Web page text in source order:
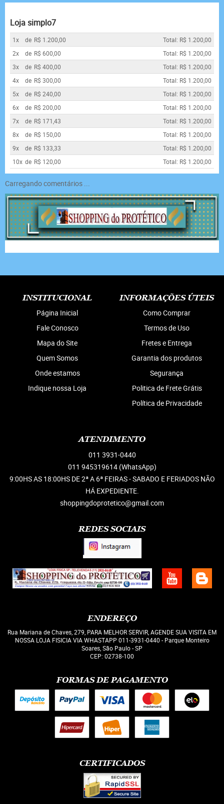
Loja simplo7
1x de R$ 1.200,00
Total: R$ 1.200,00
2x
de R$ 600,00
Total: R$ 1.200,00
3x
de R$ 400,00
Total: R$ 1.200,00
4x
de R$ 300,00
Total: R$ 1.200,00
5x
de R$ 240,00
Total: R$ 1.200,00
6x
de R$ 200,00
Total: R$ 1.200,00
7x
de R$ 171,43
Total: R$ 1.200,00
8x
de R$ 150,00
Total: R$ 1.200,00
9x
de R$ 133,33
Total: R$ 1.200,00
10x de R$ 120,00 Total: R$ 1.200,00
Carregando comentários ...
INSTITUCIONAL
Página Inicial
Fale Conosco
Mapa do Site
Quem Somos
Onde estamos
Indique nossa Loja
INFORMAÇÕES ÚTEIS
Como Comprar
Termos de Uso
Fretes e Entrega
Garantia dos produtos
Segurança
Politica de Frete Grátis
Política de Privacidade
ATENDIMENTO
011 3931-0440
011 945319614 (WhatsApp)
9:00HS AS 18:00HS DE 2ª A 6ª FEIRAS - SABADO E FERIADOS NÃO
HÁ EXPEDIENTE.
shoppingdoprotetico@gmail.com
REDES SOCIAIS
ENDEREÇO
Rua Mariana de Chaves, 279, PARA MELHOR SERVIR, AGENDE SUA VISITA EM
NOSSA LOJA FISICIA VIA WHASTAPP 011-3931-0440 - Parque Monteiro
Soares, São Paulo-SP
CEP: 02738-100
FORMAS DE PAGAMENTO
CERTIFICADOS